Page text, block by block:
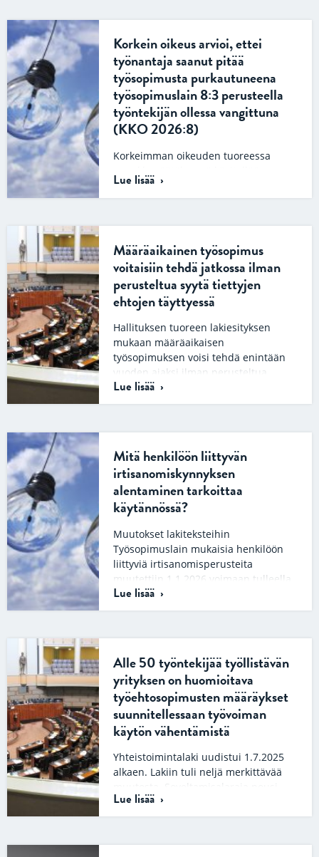
Korkein oikeus arvioi, ettei
työnantaja saanut pitää
työsopimusta purkautuneena
työsopimuslain 8:3 perusteella
työntekijän ollessa vangittuna
(KKO 2026:8)
Korkeimman oikeuden tuoreessa
työsopimuksen purkautuneena
pitämistä. Tapauksessa työntekijä oli
vangittu rikoksesta epäiltynä….
Lue lisää
Määräaikainen työsopimus
voitaisiin tehdä jatkossa ilman
perusteltua syytä tiettyjen
ehtojen täyttyessä
Hallituksen tuoreen lakiesityksen
mukaan määräaikaisen
työsopimuksen voisi tehdä enintään
vuoden ajaksi ilman perusteltua
syytä, jos tietyt ehdot täyttyvät.
Muutoksen olisi…
Lue lisää
Mitä henkilöön liittyvän
irtisanomiskynnyksen
alentaminen tarkoittaa
käytännössä?
Muutokset lakiteksteihin
Työsopimuslain mukaisia henkilöön
liittyviä irtisanomisperusteita
muutettiin 1.1.2026 voimaan tulleella
lailla. Henkilöön liittyvää
irtisanomiskynnystä madallettiin ja
Lue lisää
Alle 50 työntekijää työllistävän
yrityksen on huomioitava
työehtosopimusten määräykset
suunnitellessaan työvoiman
käytön vähentämistä
Yhteistoimintalaki uudistui 1.7.2025
alkaen. Lakiin tuli neljä merkittävää
siten, että lakia sovelletaan suurelta
osin vain vähintään 50…
Lue lisää